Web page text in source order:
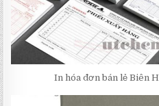
In hóa đơn bán lẻ Biên